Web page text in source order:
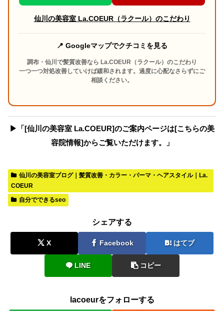
仙川の美容室 La.COEUR（ラクール）のこだわり
📍 Googleマップでクチコミを見る
調布・仙川で髪質改善なら La.COEUR（ラクール）のこだわり
一つ一つ対処改善していけば緩和されます。過度に心配なさらずにご
相談ください。
▶︎「[仙川の美容室 La.COEUR]のご案内ページは[こちらの美
容院情報]からご覧いただけます。」
仙川の美容室ブログ｜髪質改善・カラー・パーマ・ヘアスタイル｜La.
COEUR
自分でできるseo
シェアする
X Facebook はてブ
LINE コピー
lacoeurをフォローする